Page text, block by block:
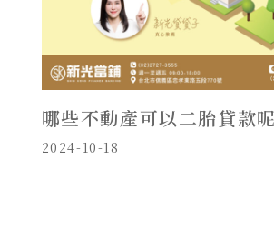
哪些不動產可以二胎貸款
2024-10-18